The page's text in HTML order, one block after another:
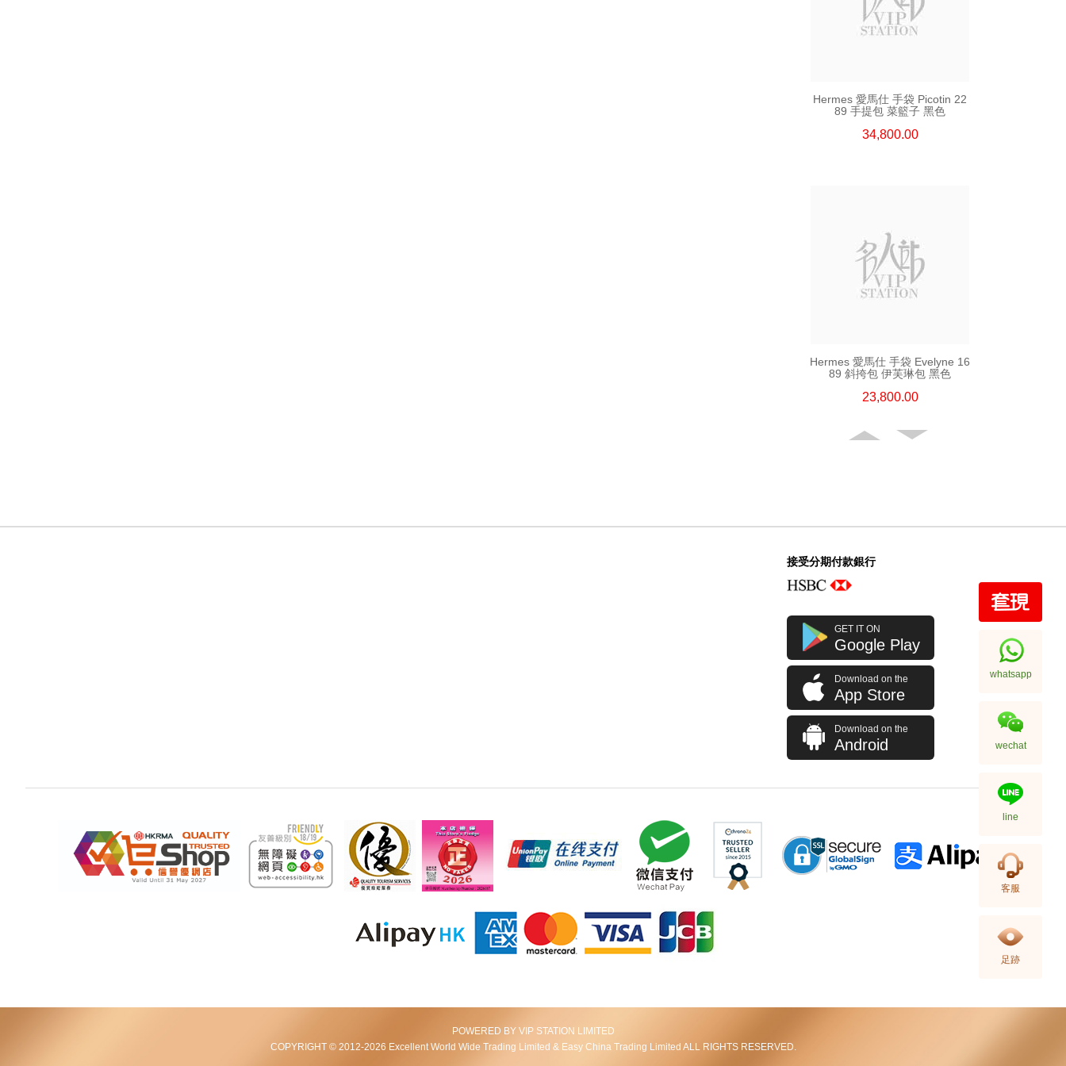
Hermes 愛馬仕 手袋 Picotin 22
89 手提包 菜籃子 黑色
34,800.00
Hermes 愛馬仕 手袋 Evelyne 16
89 斜挎包 伊芙琳包 黑色
23,800.00
Hermes 愛馬仕 手袋 Evelyne 29
89 斜挎包 伊芙琳包 黑色
32,800.00
接受分期付款銀行
GET IT ON
Google Play
Download on the
App Store
Download on the
Android
POWERED BY VIP STATION LIMITED
COPYRIGHT © 2012-2026 Excellent World Wide Trading Limited & Easy China Trading Limited ALL RIGHTS RESERVED.
whatsapp
wechat
line
客服
足跡